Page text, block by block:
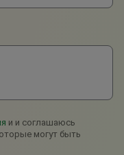
и и соглашаюсь
могут быть